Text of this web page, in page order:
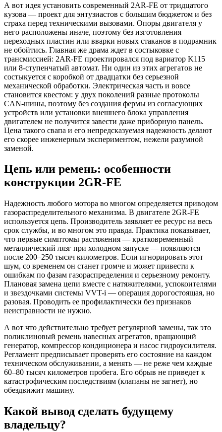
А вот идея установить современный 2AR-FE от тридцатого
кузова — проект для энтузиастов с большим бюджетом и без
страха перед техническими вызовами. Опоры двигателя у
него расположены иначе, поэтому без изготовления
переходных пластин или вварки новых стаканов в подрамник
не обойтись. Главная же драма ждет в состыковке с
трансмиссией: 2AR-FE проектировался под вариатор K115
или 8-ступенчатый автомат. Ни один из этих агрегатов не
состыкуется с коробкой от двадцатки без серьезной
механической обработки. Электрическая часть и вовсе
становится квестом: у двух поколений разные протоколы
CAN-шины, поэтому без создания фермы из согласующих
устройств или установки внешнего блока управления
двигателем не получится завести даже приборную панель.
Цена такого свапа и его непредсказуемая надежность делают
его скорее инженерным экспериментом, нежели разумной
заменой.
Цепь или ремень: особенности
конструкции 2GR-FE
Надежность любого мотора во многом определяется приводом
газораспределительного механизма. В двигателе 2GR-FE
используется цепь. Производитель заявляет ее ресурс на весь
срок службы, и во многом это правда. Практика показывает,
что первые симптомы растяжения — кратковременный
металлический лязг при холодном запуске — появляются
после 200–250 тысяч километров. Если игнорировать этот
шум, со временем он станет громче и может привести к
ошибкам по фазам газораспределения и серьезному ремонту.
Плановая замена цепи вместе с натяжителями, успокоителями
и звездочками системы VVT-i — операция дорогостоящая, но
разовая. Проводить ее профилактически без признаков
неисправности не нужно.
А вот что действительно требует регулярной замены, так это
поликлиновый ремень навесных агрегатов, вращающий
генератор, компрессор кондиционера и насос гидроусилителя.
Регламент предписывает проверять его состояние на каждом
техническом обслуживании, а менять — не реже чем каждые
60–80 тысяч километров пробега. Его обрыв не приведет к
катастрофическим последствиям (клапаны не загнет), но
обездвижит машину.
Какой вывод сделать будущему
владельцу?